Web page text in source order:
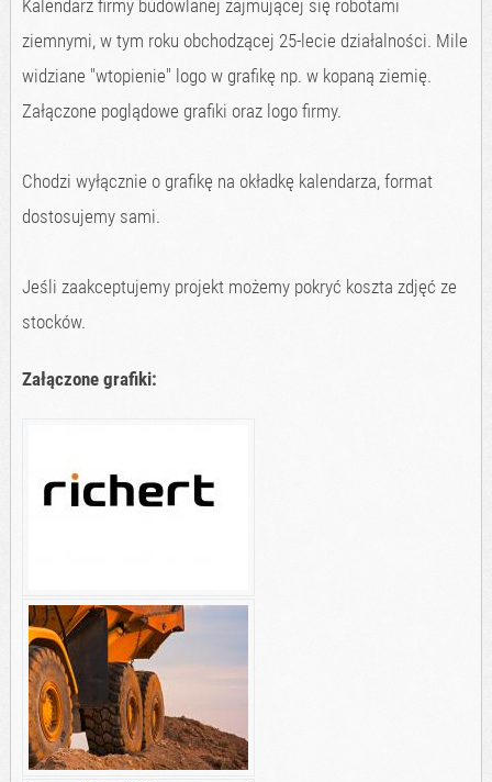
Kalendarz firmy budowlanej zajmującej się robotami
ziemnymi, w tym roku obchodzącej 25-lecie działalności. Mile
widziane "wtopienie" logo w grafikę np. w kopaną ziemię.
Załączone poglądowe grafiki oraz logo firmy.
Chodzi wyłącznie o grafikę na okładkę kalendarza, format
dostosujemy sami.
Jeśli zaakceptujemy projekt możemy pokryć koszta zdjęć ze
stocków.
Załączone grafiki: